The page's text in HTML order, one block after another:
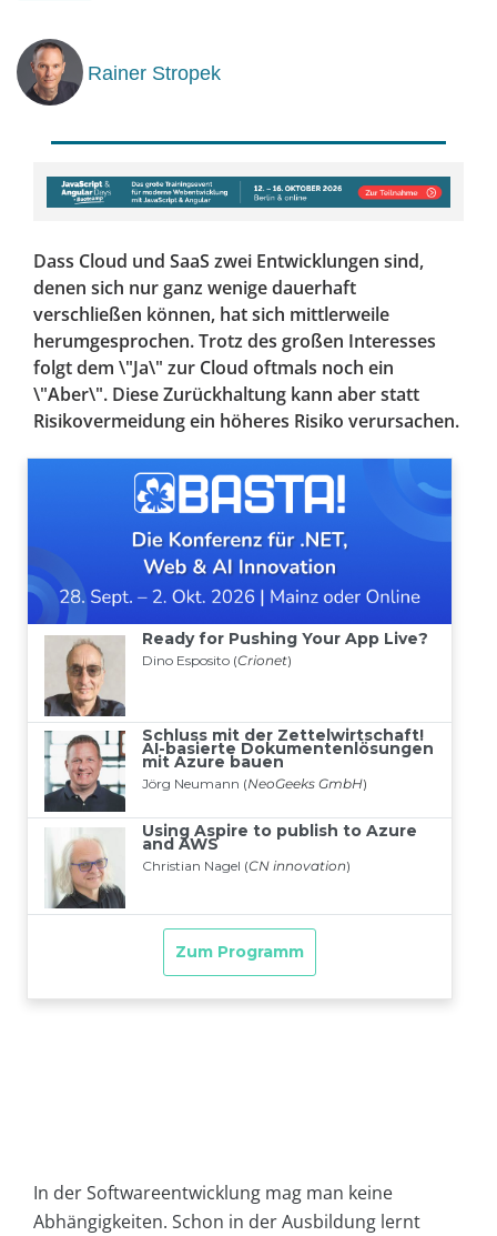
Rainer Stropek
Dass Cloud und SaaS zwei Entwicklungen sind,
denen sich nur ganz wenige dauerhaft
verschließen können, hat sich mittlerweile
herumgesprochen. Trotz des großen Interesses
folgt dem \"Ja\" zur Cloud oftmals noch ein
\"Aber\". Diese Zurückhaltung kann aber statt
Risikovermeidung ein höheres Risiko verursachen.
In der Softwareentwicklung mag man keine
Abhängigkeiten. Schon in der Ausbildung lernt